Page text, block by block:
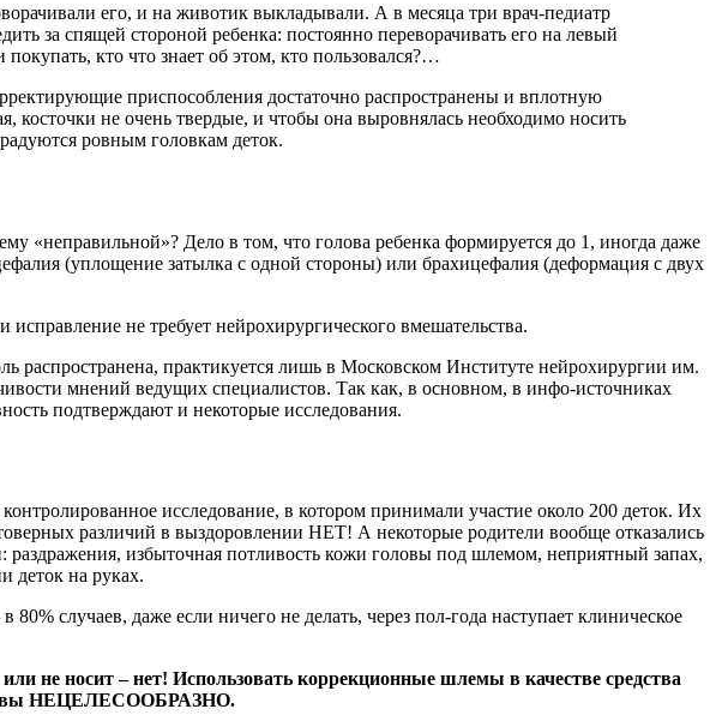
его, и на животик выкладывали. А в месяца три врач-педиатр
за спящей стороной ребенка: постоянно переворачивать его на левый
кто что знает об этом, кто пользовался?…
приспособления достаточно распространены и вплотную
косточки не очень твердые, и чтобы она выровнялась необходимо носить
ровным головкам деток.
Дело в том, что голова ребенка формируется до 1, иногда даже
(уплощение затылка с одной стороны) или брахицефалия (деформация с двух
не требует нейрохирургического вмешательства.
распространена, практикуется лишь в Московском Институте нейрохирургии им.
мнений ведущих специалистов. Так как, в основном, в инфо-источниках
подтверждают и некоторые исследования.
исследование, в котором принимали участие около 200 деток. Их
различий в выздоровлении НЕТ! А некоторые родители вообще отказались
избыточная потливость кожи головы под шлемом, неприятный запах,
деток на руках.
случаев, даже если ничего не делать, через пол-года наступает клиническое
не носит – нет! Использовать коррекционные шлемы в качестве средства
НЕЦЕЛЕСООБРАЗНО.